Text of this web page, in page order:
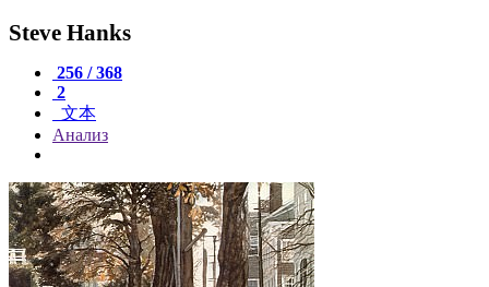
Steve Hanks
256 / 368
2
文本
Анализ